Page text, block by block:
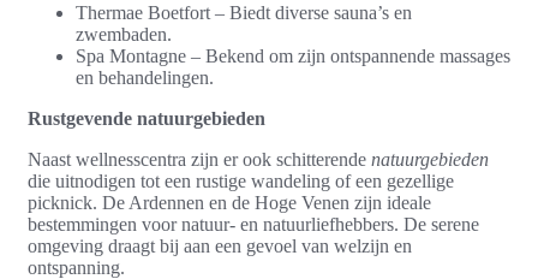
Thermae Boetfort – Biedt diverse sauna’s en
zwembaden.
Spa Montagne – Bekend om zijn ontspannende massages
en behandelingen.
Rustgevende natuurgebieden
Naast wellnesscentra zijn er ook schitterende natuurgebieden
die uitnodigen tot een rustige wandeling of een gezellige
picknick. De Ardennen en de Hoge Venen zijn ideale
bestemmingen voor natuur- en natuurliefhebbers. De serene
omgeving draagt bij aan een gevoel van welzijn en
ontspanning.